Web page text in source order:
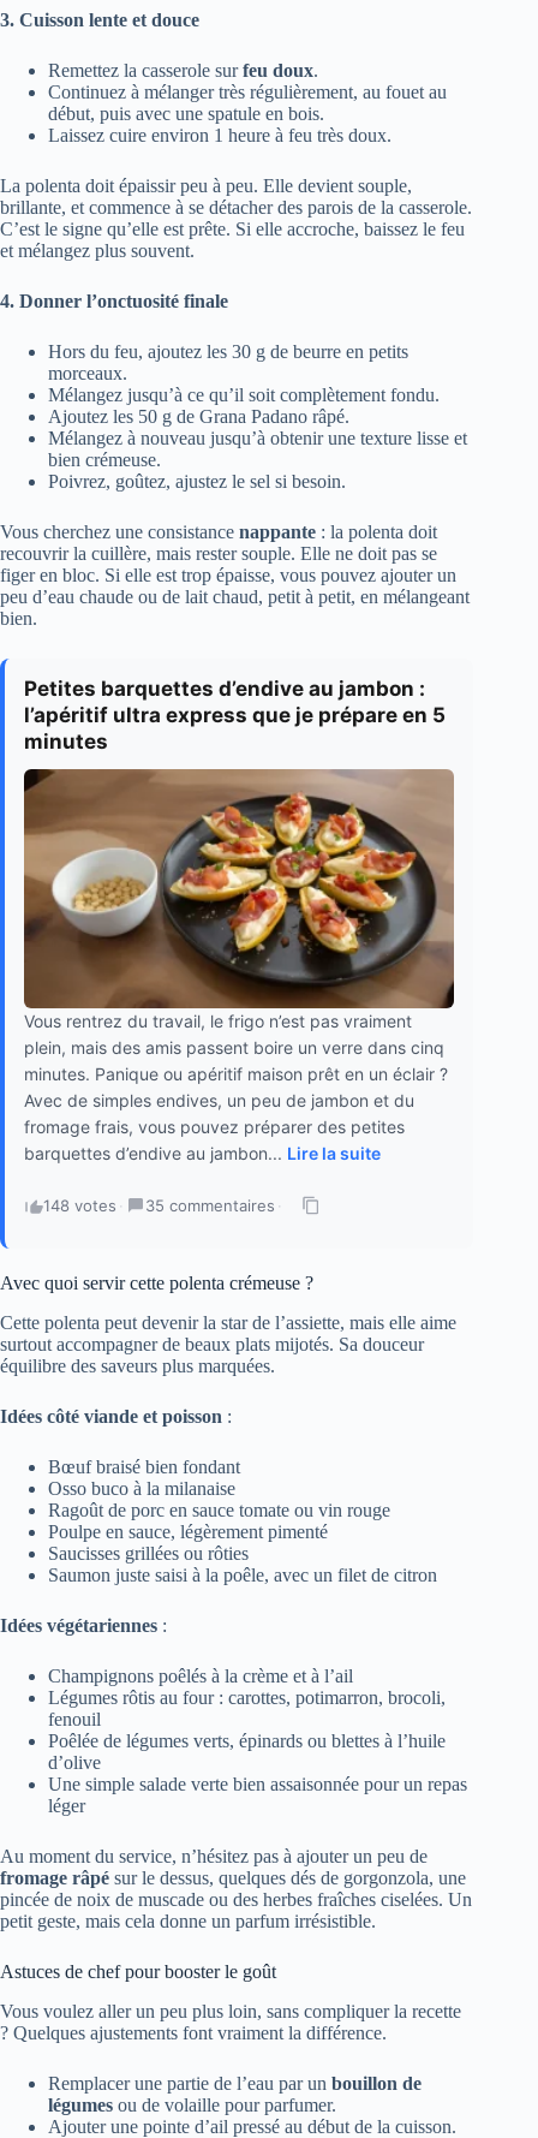
3. Cuisson lente et douce
Remettez la casserole surfeu doux.
Continuez à mélanger très régulièrement, au fouet au
début, puis avec une spatule en bois.
Laissez cuire environ 1 heure à feu très doux.
La polenta doit épaissir peu à peu. Elle devient souple,
brillante, et commence à se détacher des parois de la casserole.
C’est le signe qu’elle est prête. Si elle accroche, baissez le feu
et mélangez plus souvent.
4. Donner l’onctuosité finale
Hors du feu, ajoutez les 30 g de beurre en petits
morceaux.
Mélangez jusqu’à ce qu’il soit complètement fondu.
Ajoutez les 50 g de Grana Padano râpé.
Mélangez à nouveau jusqu’à obtenir une texture lisse et
bien crémeuse.
Poivrez, goûtez, ajustez le sel si besoin.
Vous cherchez une consistance nappante : la polenta doit
recouvrir la cuillère, mais rester souple. Elle ne doit pas se
figer en bloc. Si elle est trop épaisse, vous pouvez ajouter un
peu d’eau chaude ou de lait chaud, petit à petit, en mélangeant
bien.
Petites barquettes d’endive au jambon :
l’apéritif ultra express que je prépare en 5
minutes
Vous rentrez du travail, le frigo n’est pas vraiment
plein, mais des amis passent boire un verre dans cinq
minutes. Panique ou apéritif maison prêt en un éclair ?
Avec de simples endives, un peu de jambon et du
fromage frais, vous pouvez préparer des petites
barquettes d’endive au jambon... Lire la suite
148 votes · 35 commentaires ·
Avec quoi servir cette polenta crémeuse ?
Cette polenta peut devenir la star de l’assiette, mais elle aime
surtout accompagner de beaux plats mijotés. Sa douceur
équilibre des saveurs plus marquées.
Idées côté viande et poisson :
Bœuf braisé bien fondant
Osso buco à la milanaise
Ragoût de porc en sauce tomate ou vin rouge
Poulpe en sauce, légèrement pimenté
Saucisses grillées ou rôties
Saumon juste saisi à la poêle, avec un filet de citron
Idées végétariennes :
Champignons poêlés à la crème et à l’ail
Légumes rôtis au four : carottes, potimarron, brocoli,
fenouil
Poêlée de légumes verts, épinards ou blettes à l’huile
d’olive
Une simple salade verte bien assaisonnée pour un repas
léger
Au moment du service, n’hésitez pas à ajouter un peu de
fromage râpé sur le dessus, quelques dés de gorgonzola, une
pincée de noix de muscade ou des herbes fraîches ciselées. Un
petit geste, mais cela donne un parfum irrésistible.
Astuces de chef pour booster le goût
Vous voulez aller un peu plus loin, sans compliquer la recette
? Quelques ajustements font vraiment la différence.
Remplacer une partie de l’eau par un bouillon de
légumes ou de volaille pour parfumer.
Ajouter une pointe d’ail pressé au début de la cuisson.